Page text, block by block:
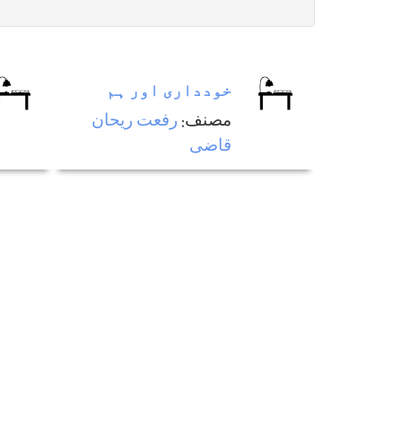
خودداری اور ہم
مصنف: رفعت ريحان
قاضی